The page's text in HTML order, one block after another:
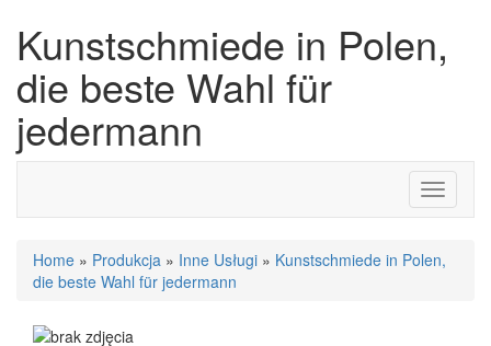
Kunstschmiede in Polen,
die beste Wahl für
jedermann
Toggle
Home » Produkcja » Inne Usługi » Kunstschmiede in Polen,
die beste Wahl für jedermann